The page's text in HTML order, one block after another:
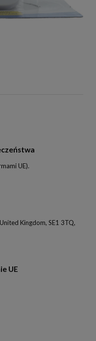
UE).
Kingdom, SE1 3TQ,
UE